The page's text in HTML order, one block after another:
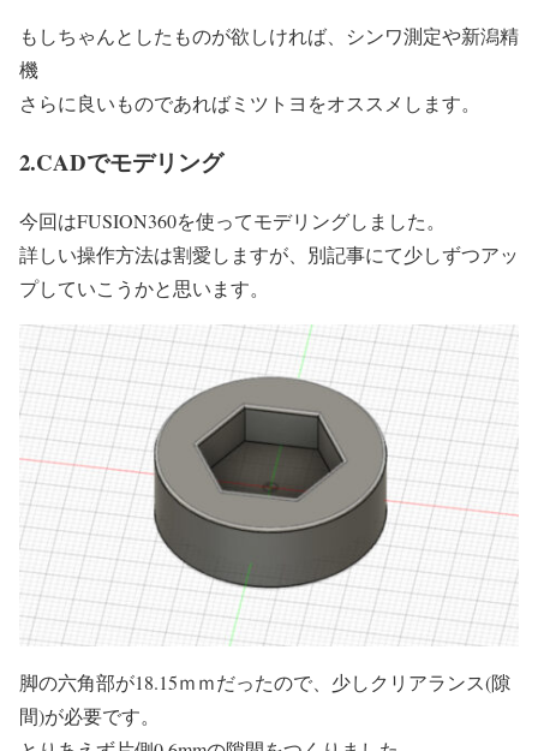
もしちゃんとしたものが欲しければ、シンワ測定や新潟精
機
さらに良いものであればミツトヨをオススメします。
2.CADでモデリング
今回はFUSION360を使ってモデリングしました。
詳しい操作方法は割愛しますが、別記事にて少しずつアッ
プしていこうかと思います。
脚の六角部が18.15ｍｍだったので、少しクリアランス(隙
間)が必要です。